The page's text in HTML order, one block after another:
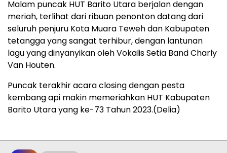
Malam puncak HUT Barito Utara berjalan dengan
meriah, terlihat dari ribuan penonton datang dari
seluruh penjuru Kota Muara Teweh dan Kabupaten
tetangga yang sangat terhibur, dengan lantunan
lagu yang dinyanyikan oleh Vokalis Setia Band Charly
Van Houten.
Puncak terakhir acara closing dengan pesta
kembang api makin memeriahkan HUT Kabupaten
Barito Utara yang ke-73 Tahun 2023.(Delia)